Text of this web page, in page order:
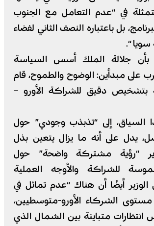
في “عدم التعامل مع الجنوب
بل باعتباره النصف الثاني لفضاء
سويا “.
بأن جلالة الملك أسس السياسة
على مبدأين: الوضوح والطموح، قام
بتشخيص دقيق للشراكة الأورو –
السياق، إلى “تذبذب وجودي” حول
يدل على أنه ما يزال يتعين بذل
“رؤية مشتركة واضحة” حول
للشراكة والأوجه العملية
الوزير أيضًا أن هناك “عدم تماثل في
مستوى الشركاء الأورو-متوسطيين،
متباينة بين الشمال الذي